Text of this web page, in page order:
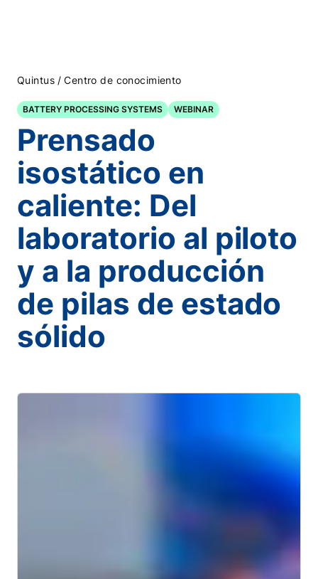
Quintus / Centro de conocimiento
BATTERY PROCESSING SYSTEMS WEBINAR
Prensado
isostático en
caliente: Del
laboratorio al piloto
y a la producción
de pilas de estado
sólido